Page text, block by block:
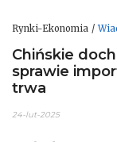
Rynki-Ekonomia
Chińskie
sprawie
trwa
24-lut-2025